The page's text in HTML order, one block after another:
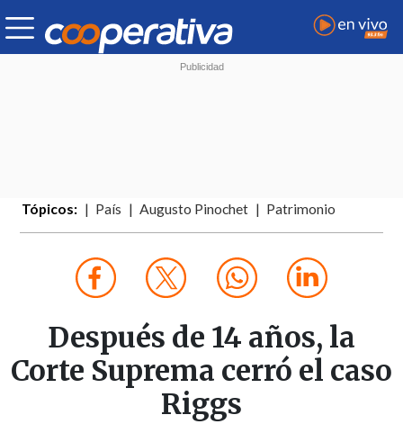
Tópicos: País Augusto Pinochet Patrimonio
Después de 14 años, la
Corte Suprema cerró el caso
Riggs